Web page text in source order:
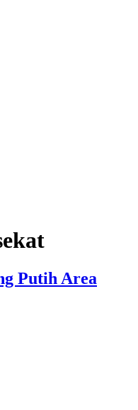
Putih Area